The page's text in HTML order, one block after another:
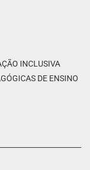
INCLUSIVA
DE ENSINO